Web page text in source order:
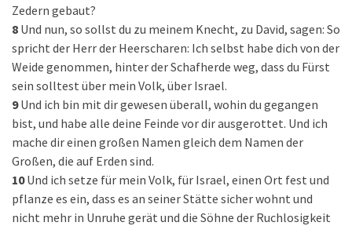
Zedern gebaut?
8 Und nun, so sollst du zu meinem Knecht, zu David, sagen: So
spricht der Herr der Heerscharen: Ich selbst habe dich von der
Weide genommen, hinter der Schafherde weg, dass du Fürst
sein solltest über mein Volk, über Israel.
9 Und ich bin mit dir gewesen überall, wohin du gegangen
bist, und habe alle deine Feinde vor dir ausgerottet. Und ich
mache dir einen großen Namen gleich dem Namen der
Großen, die auf Erden sind.
10 Und ich setze für mein Volk, für Israel, einen Ort fest und
pflanze es ein, dass es an seiner Stätte sicher wohnt und
nicht mehr in Unruhe gerät und die Söhne der Ruchlosigkeit